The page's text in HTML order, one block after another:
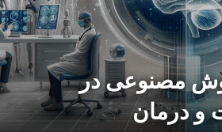
مصنوعی در
و درمان